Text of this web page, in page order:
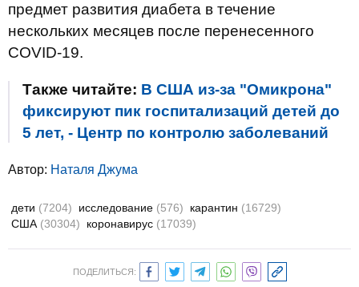
предмет развития диабета в течение
нескольких месяцев после перенесенного
COVID-19.
Также читайте: В США из-за "Омикрона"
фиксируют пик госпитализаций детей до
5 лет, - Центр по контролю заболеваний
Автор: Наталя Джума
дети (7204) исследование (576) карантин (16729)
США (30304) коронавирус (17039)
ПОДЕЛИТЬСЯ: